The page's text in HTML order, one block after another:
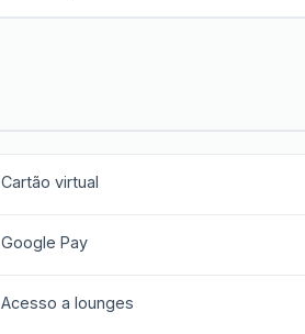
Cartão virtual
Google Pay
Acesso a lounges